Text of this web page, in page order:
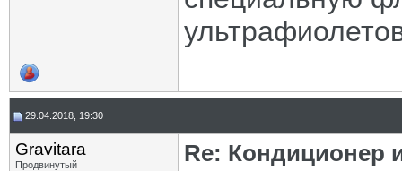
29.04.2018, 19:30
Gravitara
Продвинутый
Re: Кондиционер